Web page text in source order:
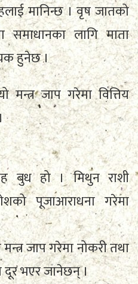
मानिन्छ । वृष जातको
लागि माता
हुनेछ ।
मन्त्र जाप गरेमा वित्तिय
बुध हो । मिथुन राशी
पूजाआराधना गरेमा
जाप गरेमा नोकरी तथा
भएर जानेछन् ।